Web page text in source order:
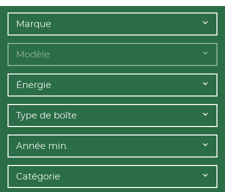
Marque
Modèle
Énergie
Type de boîte
Année min.
Catégorie